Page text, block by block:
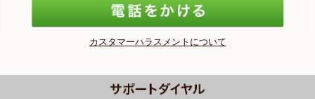
カスタマーハラスメントについて